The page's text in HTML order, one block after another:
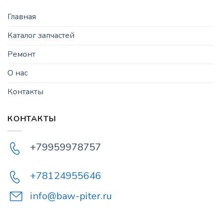
Главная
Каталог запчастей
Ремонт
О нас
Контакты
КОНТАКТЫ
+79959978757
+78124955646
info@baw-piter.ru